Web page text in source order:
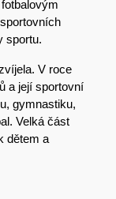
sportu.
V roce
a její sportovní
gymnastiku,
Velká část
dětem a